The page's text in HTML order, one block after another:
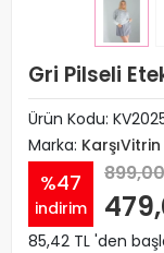
Gri Pilseli
Ürün Kodu:
Marka: KarşıVitrin
%47
indirim
85,42 TL 'den